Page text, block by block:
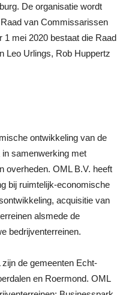
De organisatie wordt
van Commissarissen
1 mei 2020 bestaat die Raad
Leo Urlings, Rob Huppertz
ontwikkeling van de
in samenwerking met
overheden. OML B.V. heeft
bij ruimtelijk-economische
acquisitie van
alsmede de
bedrijventerreinen.
de gemeenten Echt-
en Roermond. OML